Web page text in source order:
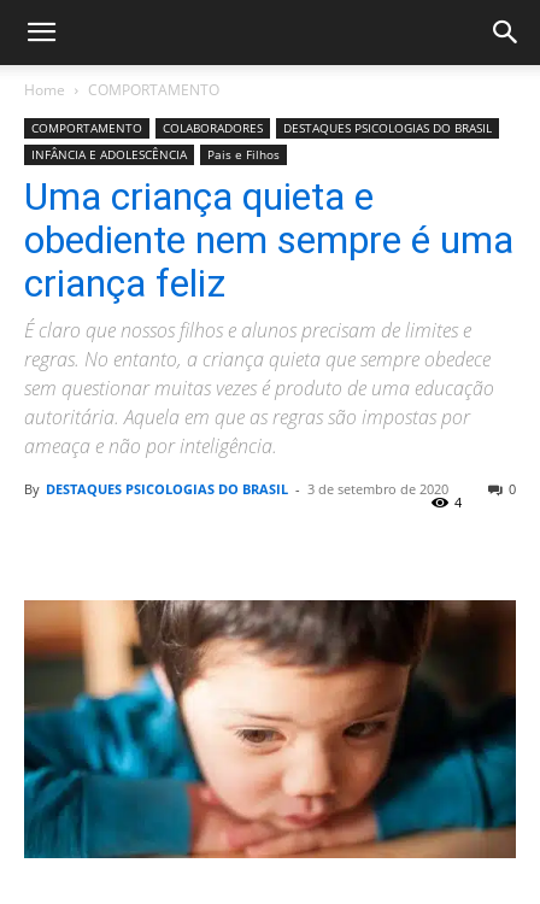
Home COMPORTAMENTO
COMPORTAMENTO COLABORADORES
DESTAQUES PSICOLOGIAS DO BRASIL
INFÂNCIA E ADOLESCÊNCIA
Pais e Filhos
Uma criança quieta e
obediente nem sempre é uma
criança feliz
É claro que nossos filhos e alunos precisam de limites e
regras. No entanto, a criança quieta que sempre obedece
sem questionar muitas vezes é produto de uma educação
autoritária. Aquela em que as regras são impostas por
ameaça e não por inteligência.
By DESTAQUES PSICOLOGIAS DO BRASIL - 3 de setembro de 2020 0
4